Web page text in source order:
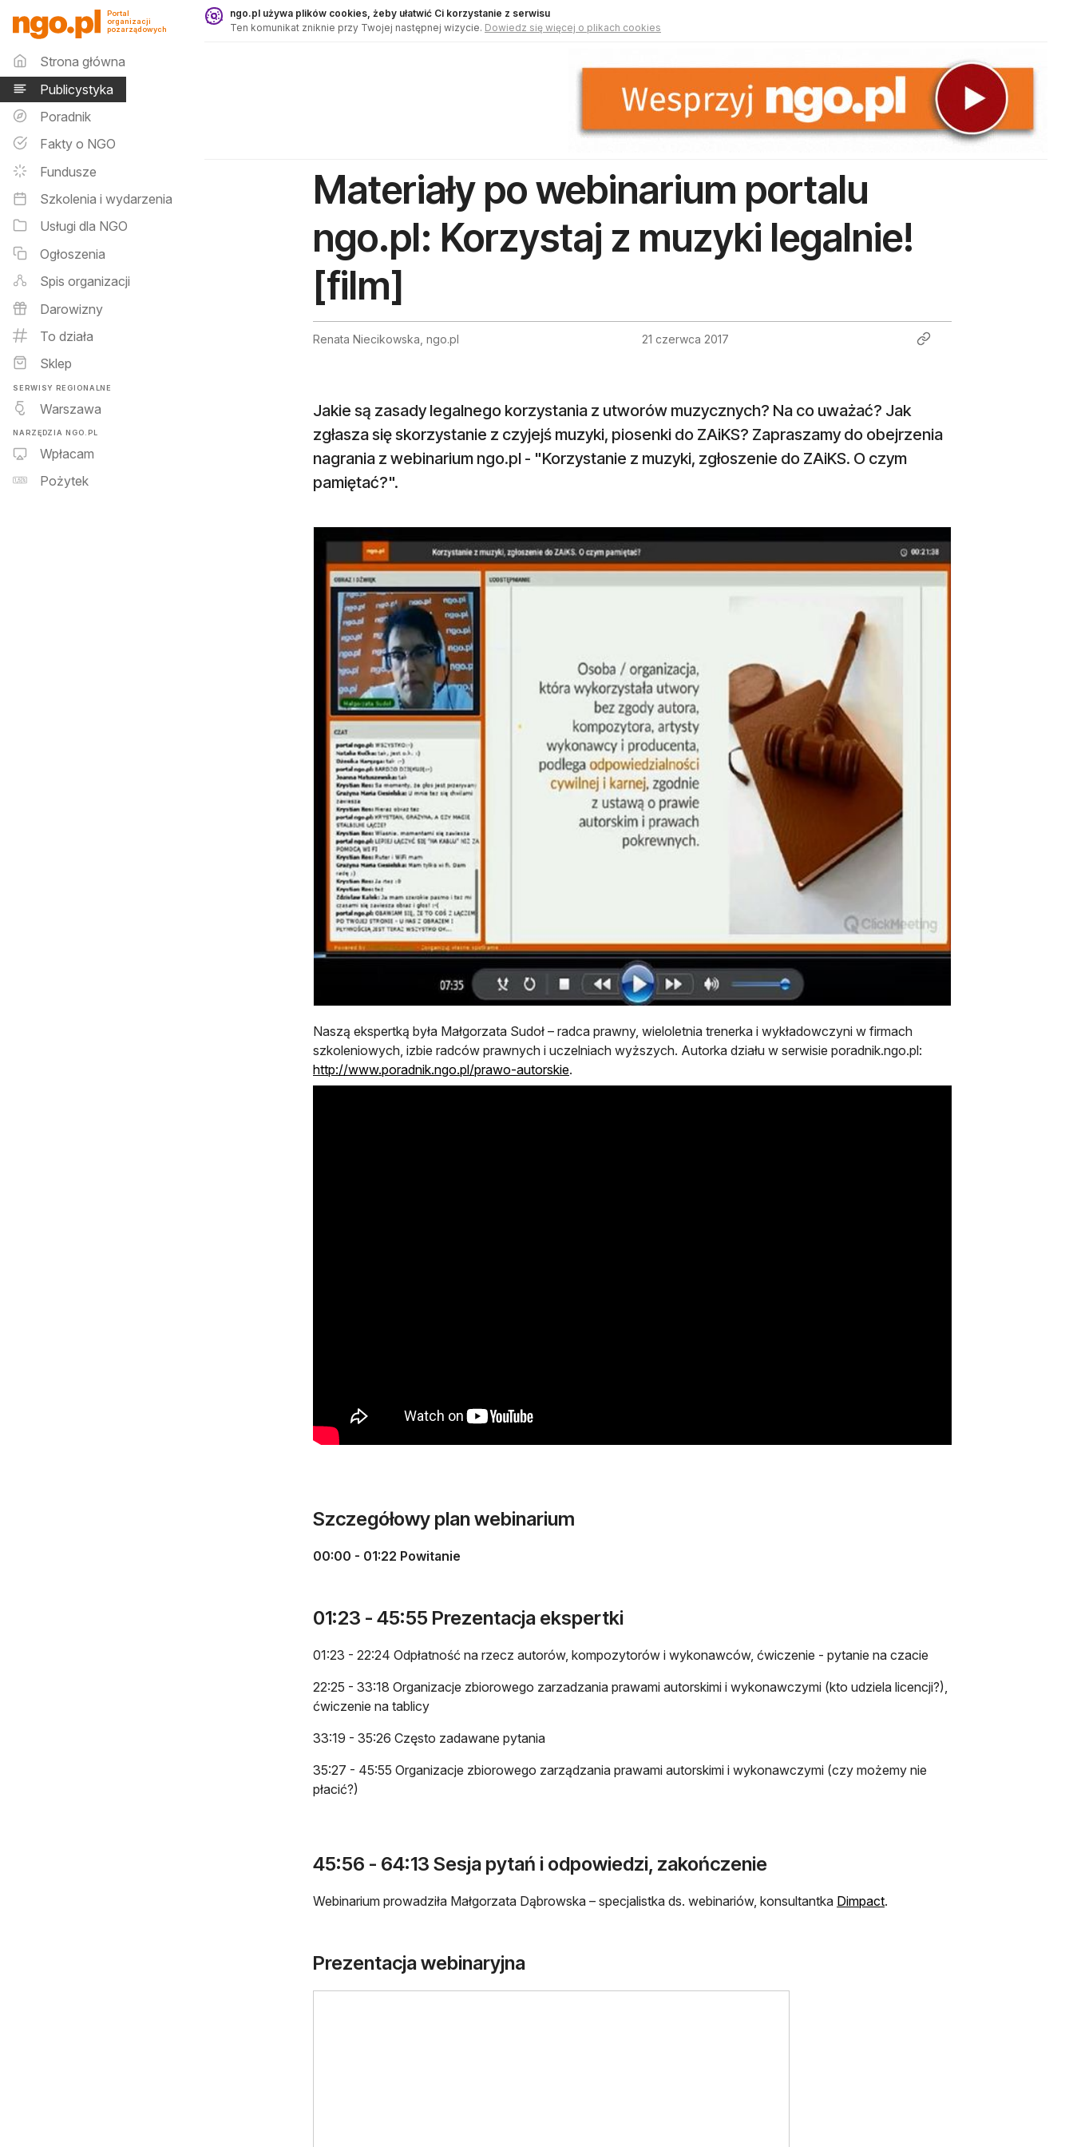
Publicystyka - ngo.pl
Portal
organizacji
pozarządowych
Menu główne
Strona główna
Publicystyka
Poradnik
Fakty o NGO
Fundusze
Szkolenia i wydarzenia
Usługi dla NGO
Ogłoszenia
Spis organizacji
Darowizny
To działa
Sklep
SERWISY REGIONALNE
Warszawa
NARZĘDZIA NGO.PL
Wpłacam
Pożytek
ngo.pl używa plików cookies, żeby ułatwić Ci korzystanie z serwisu
Ten komunikat zniknie przy Twojej następnej wizycie. Dowiedz się więcej o plikach cookies
Materiały po webinarium portalu
ngo.pl: Korzystaj z muzyki legalnie!
[film]
Renata Niecikowska, ngo.pl 21 czerwca 2017
Jakie są zasady legalnego korzystania z utworów muzycznych? Na co uważać? Jak
zgłasza się skorzystanie z czyjejś muzyki, piosenki do ZAiKS? Zapraszamy do obejrzenia
nagrania z webinarium ngo.pl - "Korzystanie z muzyki, zgłoszenie do ZAiKS. O czym
pamiętać?".
Naszą ekspertką była Małgorzata Sudoł – radca prawny, wieloletnia trenerka i wykładowczyni w firmach
szkoleniowych, izbie radców prawnych i uczelniach wyższych. Autorka działu w serwisie poradnik.ngo.pl:
http://www.poradnik.ngo.pl/prawo-autorskieotwiera się w nowej karcie
.
Szczegółowy plan webinarium
00:00 - 01:22 Powitanie
01:23 - 45:55 Prezentacja ekspertki
01:23 - 22:24 Odpłatność na rzecz autorów, kompozytorów i wykonawców, ćwiczenie - pytanie na czacie
22:25 - 33:18 Organizacje zbiorowego zarzadzania prawami autorskimi i wykonawczymi (kto udziela licencji?),
ćwiczenie na tablicy
33:19 - 35:26 Często zadawane pytania
35:27 - 45:55 Organizacje zbiorowego zarządzania prawami autorskimi i wykonawczymi (czy możemy nie
płacić?)
45:56 - 64:13 Sesja pytań i odpowiedzi, zakończenie
Webinarium prowadziła Małgorzata Dąbrowska – specjalistka ds. webinariów, konsultantka Dimpactotwiera się w nowej karcie
.
Prezentacja webinaryjna